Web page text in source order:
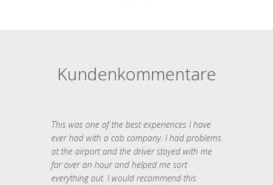
Kundenkommentare
This was one of the best experiences I have
ever had with a cab company. I had problems
at the airport and the driver stayed with me
for over an hour and helped me sort
everything out. I would recommend this